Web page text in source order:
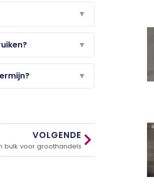
▼
▼
▼
VOLGENDE
bulk voor groothandels